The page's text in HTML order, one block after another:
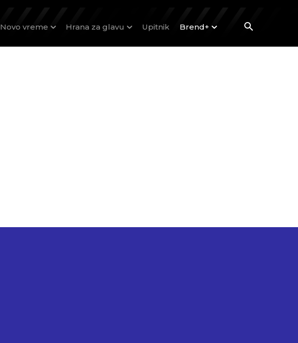
Novo vreme Hrana za glavu Upitnik Brend+